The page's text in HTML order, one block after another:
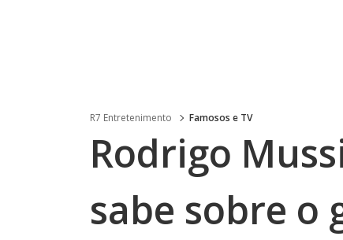
R7 Entretenimento Famosos e TV
Rodrigo
sabe sobre o